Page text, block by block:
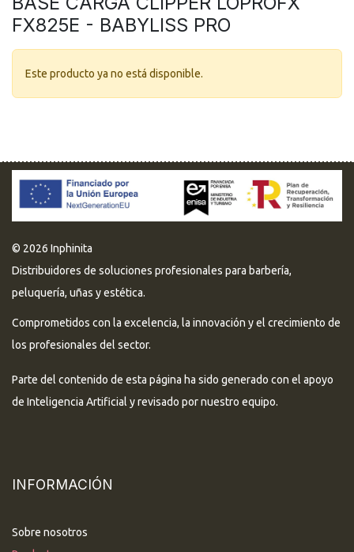
FX825E - BABYLISS PRO
Este producto ya no está disponible.
© 2026 Inphinita
Distribuidores de soluciones profesionales para barbería,
peluquería, uñas y estética.
Comprometidos con la excelencia, la innovación y el crecimiento de
los profesionales del sector.
Parte del contenido de esta página ha sido generado con el apoyo
de Inteligencia Artificial y revisado por nuestro equipo.
INFORMACIÓN
Sobre nosotros